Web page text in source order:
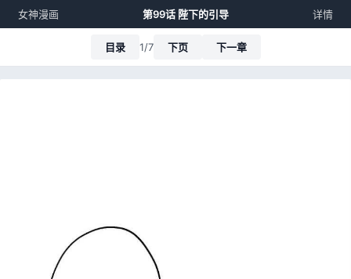
女神漫画 第99话 陛下的引导 详情
目录 1/7 下页 下一章